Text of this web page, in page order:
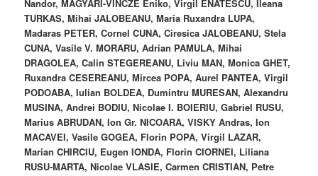
Nandor, MAGYARI-VINCZE Eniko, Virgil ENATESCU, Ileana
TURKAS, Mihai JALOBEANU, Maria Ruxandra LUPA,
Madaras PETER, Cornel CUNA, Ciresica JALOBEANU, Stela
CUNA, Vasile V. MORARU, Adrian PAMULA, Mihai
DRAGOLEA, Calin STEGEREANU, Liviu MAN, Monica GHET,
Ruxandra CESEREANU, Mircea POPA, Aurel PANTEA, Virgil
PODOABA, Iulian BOLDEA, Dumintru MURESAN, Alexandru
MUSINA, Andrei BODIU, Nicolae I. BOIERIU, Gabriel RUSU,
Marius ABRUDAN, Ion Gr. NICOARA, VISKY Andras, Ion
MACAVEI, Vasile GOGEA, Florin POPA, Virgil LAZAR,
Marian CHIRCIU, Eugen IONDA, Florin CIORNEI, Liliana
RUSU-MARTA, Nicolae VLASIE, Carmen CRISTIAN, Petre